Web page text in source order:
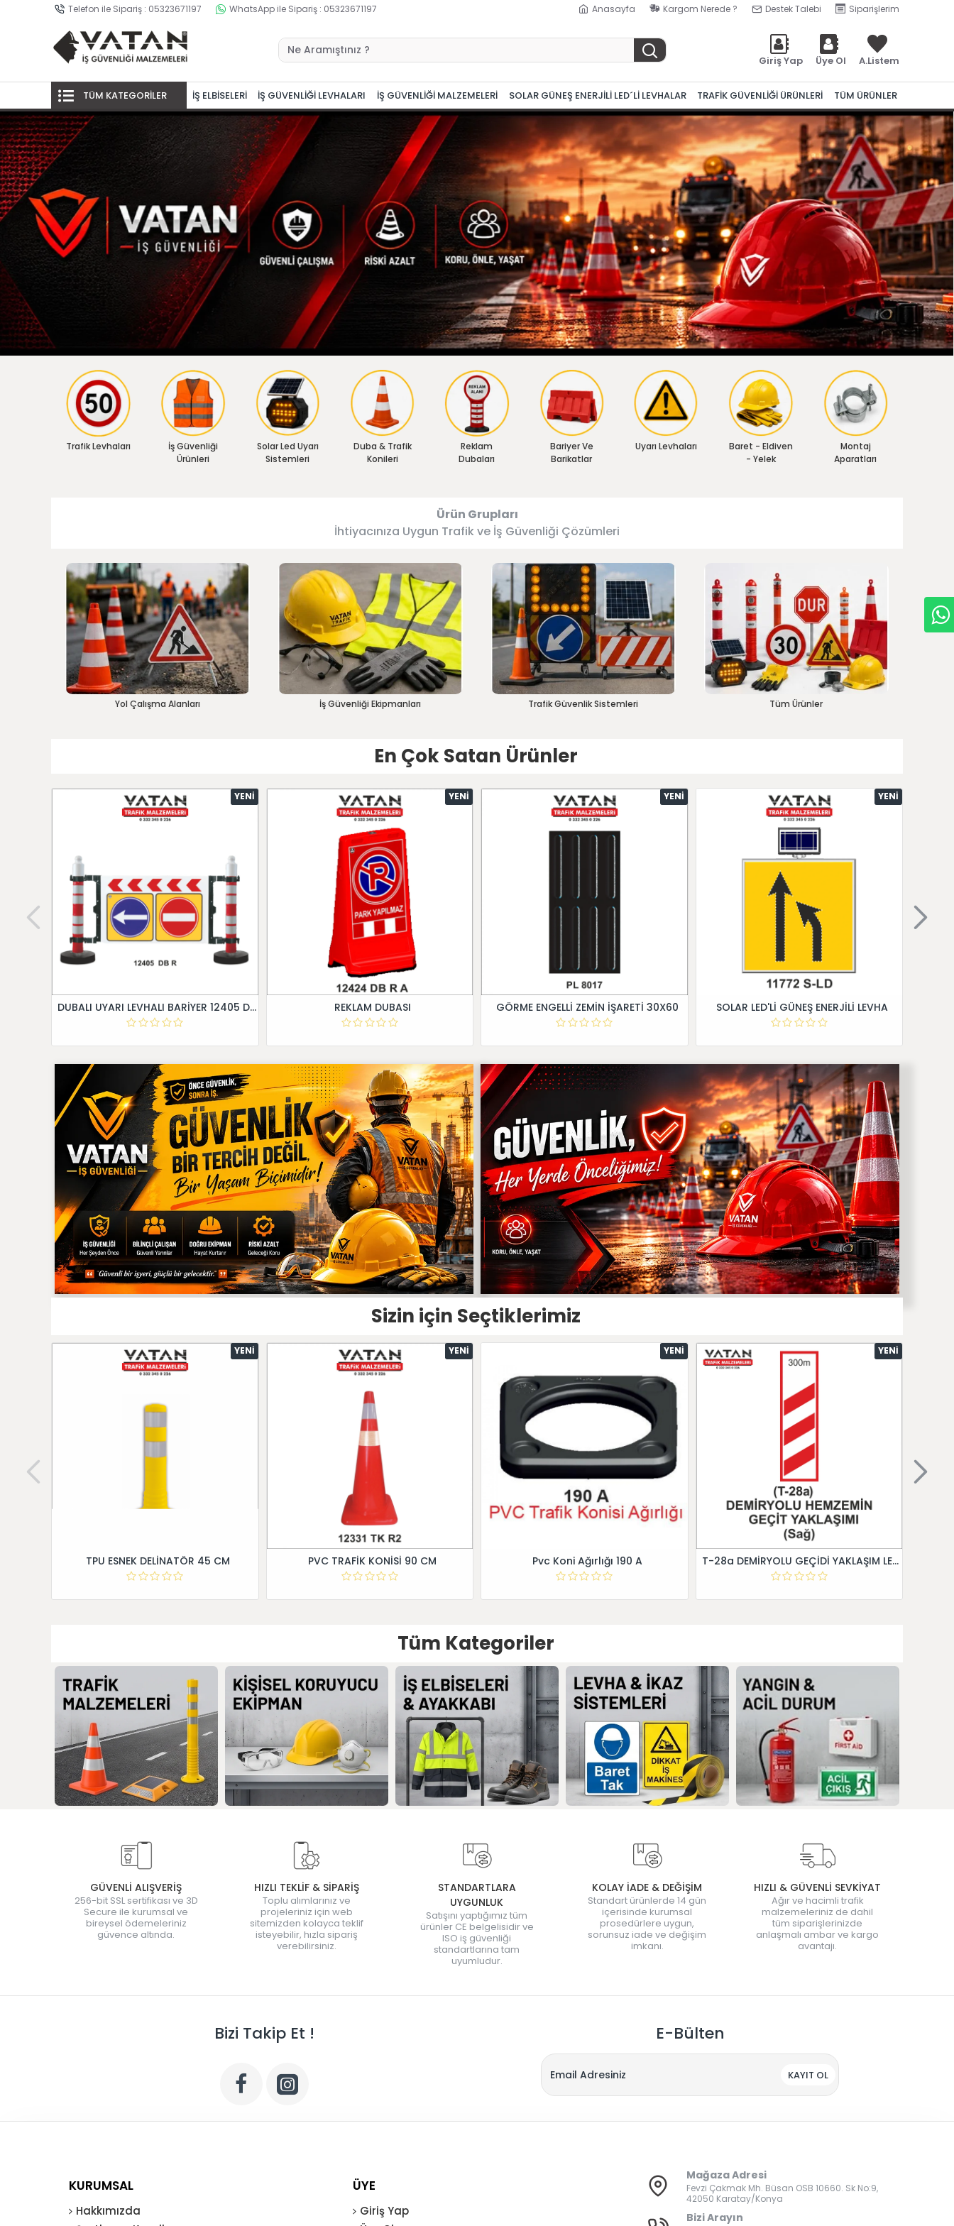
Telefon ile Sipariş : 05323671197 WhatsApp ile Sipariş : 05323671197 Anasayfa Kargom Nerede ? Destek Talebi Siparişlerim
Giriş Yap Üye Ol A.Listem
TÜM KATEGORİLER İŞ ELBİSELERİ İŞ GÜVENLİĞİ LEVHALARI İŞ GÜVENLİĞİ MALZEMELERİ SOLAR GÜNEŞ ENERJİLİ LED´Lİ LEVHALAR TRAFİK GÜVENLİĞİ ÜRÜNLERİ TÜM ÜRÜNLER
Trafik Levhaları
İş Güvenliği
Ürünleri
Solar Led Uyarı
Sistemleri
Duba & Trafik
Konileri
Reklam
Dubaları
Bariyer Ve
Barikatlar
Uyarı Levhaları
Baret - Eldiven
- Yelek
Montaj
Aparatları
Ürün Grupları
İhtiyacınıza Uygun Trafik ve İş Güvenliği Çözümleri
Yol Çalışma Alanları İş Güvenliği Ekipmanları Trafik Güvenlik Sistemleri Tüm Ürünler
En Çok Satan Ürünler
YENI
DUBALI UYARI LEVHALI BARİYER 12405 DB R
YENI
REKLAM DUBASI
YENI
GÖRME ENGELLİ ZEMİN İŞARETİ 30X60
YENI
SOLAR LED'Lİ GÜNEŞ ENERJİLİ LEVHA
Sizin için Seçtiklerimiz
YENI
TPU ESNEK DELİNATÖR 45 CM
YENI
PVC TRAFİK KONİSİ 90 CM
YENI
Pvc Koni Ağırlığı 190 A
YENI
T-28a DEMİRYOLU GEÇİDİ YAKLAŞIM LEVHALARI (Sağ)
Tüm Kategoriler
GÜVENLİ ALIŞVERİŞ
256-bit SSL sertifikası ve 3D
Secure ile kurumsal ve
bireysel ödemeleriniz
güvence altında.
HIZLI TEKLİF & SİPARİŞ
Toplu alımlarınız ve
projeleriniz için web
sitemizden kolayca teklif
isteyebilir, hızla sipariş
verebilirsiniz.
STANDARTLARA
UYGUNLUK
Satışını yaptığımız tüm
ürünler CE belgelisidir ve
ISO iş güvenliği
standartlarına tam
uyumludur.
KOLAY İADE & DEĞİŞİM
Standart ürünlerde 14 gün
içerisinde kurumsal
prosedürlere uygun,
sorunsuz iade ve değişim
imkanı.
HIZLI & GÜVENLİ SEVKİYAT
Ağır ve hacimli trafik
malzemeleriniz de dahil
tüm siparişlerinizde
anlaşmalı ambar ve kargo
avantajı.
Bizi Takip Et ! E-Bülten
KAYIT OL
KURUMSAL
Hakkımızda
ÜYE
Giriş Yap
Mağaza Adresi
Fevzi Çakmak Mh. Büsan OSB 10660. Sk No:9,
42050 Karatay/Konya
Bizi Arayın